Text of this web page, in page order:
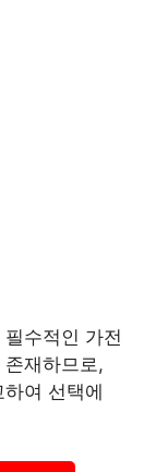
수적인 가전
재하므로,
여 선택에